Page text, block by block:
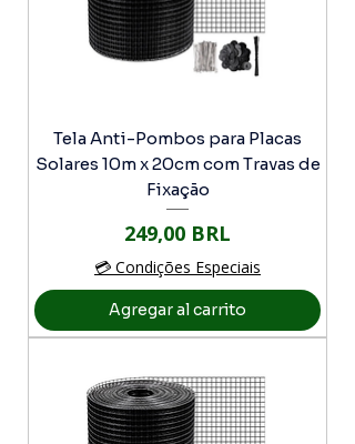
Tela Anti-Pombos para Placas
Solares 10m x 20cm com Travas de
Fixação
Precio
249,00 BRL
💳 Condições Especiais
Agregar al carrito